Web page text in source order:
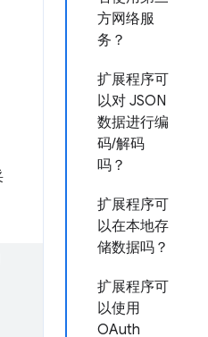
方网络服
务？
扩展程序可
以对 JSON
数据进行编
码/解码
吗？
扩展程序可
以在本地存
储数据吗？
扩展程序可
以使用
OAuth